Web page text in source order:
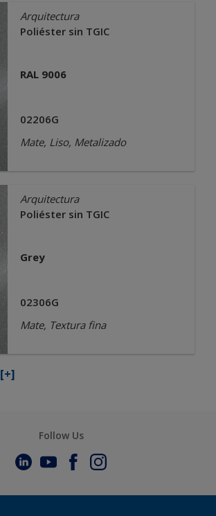
Arquitectura
Poliéster sin TGIC
RAL 9006
02206G
Mate, Liso, Metalizado
Arquitectura
Poliéster sin TGIC
Grey
02306G
Mate, Textura fina
[+]
Follow Us